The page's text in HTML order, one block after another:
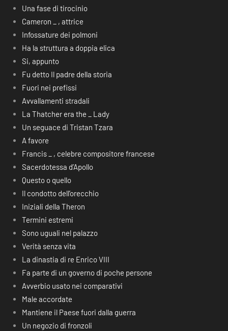
Una fase di tirocinio
Cameron _ , attrice
Infossature dei polmoni
Ha la struttura a doppia elica
Si, appunto
Fu detto Il padre della storia
Fuori nei prefissi
Avvallamenti stradali
La Thatcher era the _ Lady
Un seguace di Tristan Tzara
A favore
Francis _ , celebre compositore francese
Sacerdotessa d’Apollo
Questo o quello
Il condotto dell’orecchio
Iniziali della Theron
Termini estremi
Sono uguali nel palazzo
Verità senza vita
La dinastia di re Enrico VIII
Fa parte di un governo di poche persone
Avverbio usato nei comparativi
Male accordate
Mantiene il Paese fuori dalla guerra
Un negozio di fronzoli